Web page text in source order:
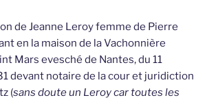
de Jeanne Leroy femme de Pierre
en la maison de la Vachonnière
Mars evesché de Nantes, du 11
devant notaire de la cour et juridiction
(sans doute un Leroy car toutes les